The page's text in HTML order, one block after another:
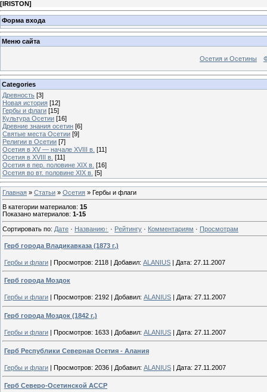
[IRISTON]
Форма входа
Меню сайта
Осетия и Осетины
Categories
Древность [3]
Новая история [12]
Гербы и флаги [15]
Культура Осетии [16]
Древние знания осетин [6]
Святые места Осетии [9]
Религии в Осетии [7]
Осетия в XV — начале XVIII в. [11]
Осетия в XVIII в. [11]
Осетия в пер. половине XIX в. [16]
Осетия во вт. половине XIX в. [5]
Главная » Статьи » Осетия » Гербы и флаги
В категории материалов: 15
Показано материалов: 1-15
Сортировать по: Дате · Названию · Рейтингу · Комментариям · Просмотрам
Герб города Владикавказа (1873 г.)
Гербы и флаги | Просмотров: 2118 | Добавил: ALANIUS | Дата: 27.11.2007
Герб города Моздок
Гербы и флаги Просмотров: 2192 Добавил: ALANIUS Дата: 27.11.2007
Герб города Моздок (1842 г.)
Гербы и флаги | Просмотров: 1633 | Добавил: ALANIUS | Дата: 27.11.2007
Герб Республики Северная Осетия - Алания
Гербы и флаги | Просмотров: 2036 | Добавил: ALANIUS | Дата: 27.11.2007
Герб Северо-Осетинской АССР